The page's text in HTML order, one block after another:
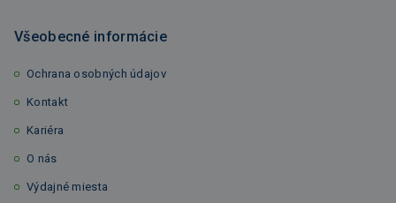
Všeobecné informácie
Ochrana osobných údajov
Kontakt
Kariéra
O nás
Výdajné miesta